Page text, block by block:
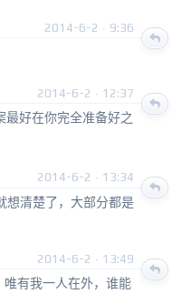
2014-6-2 · 9:36
2014-6-2 · 12:37
最好在你完全准备好之
2014-6-2 · 13:34
想清楚了，大部分都是
2014-6-2 · 13:49
有我一人在外，谁能